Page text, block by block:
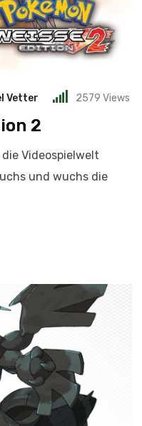
Vetter 2579 Views
2
Videospielwelt
und wuchs die